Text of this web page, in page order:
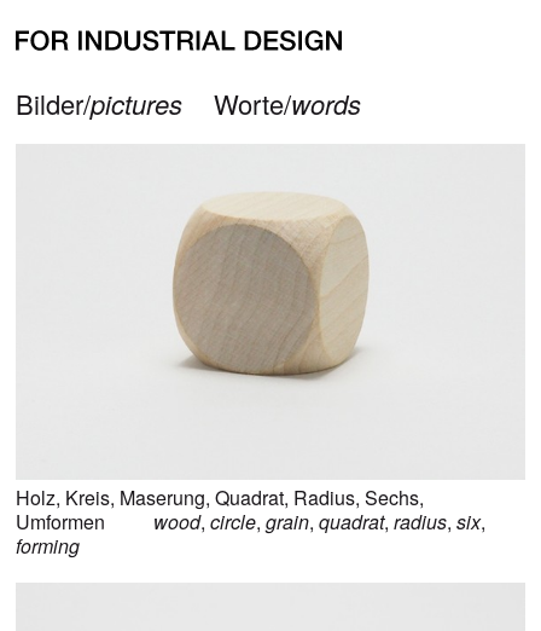
Bilder/pictures Worte/words
alle Bilder zu Holz all pictures forwood
Holz, Kreis, Maserung, Quadrat, Radius, Sechs,
Umformen
wood, circle, grain, quadrat, radius, six,
forming